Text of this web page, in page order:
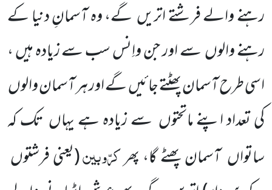
رہنے والے فرشتے اتریںگے، وہ آسمانِ دنیا کے
رہنے والوںسے اور جن واِنس سب سے زیادہ ہیں ،
اسی طرح آسمان پھٹتےجائیںگے اور ہر آسمان والوں
کی تعداد اپنے ماتحتوں سے زیادہ ہےیہاں تک کہ
ساتواںآسمان پھٹے گا، پھرکرّوبین(یعنی فرشتوں